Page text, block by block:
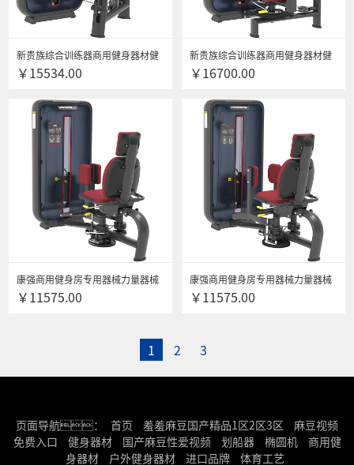
新贵族综合训练器商用健身器材健
身房专用上肢力量专项训练器 6014
￥15534.00
新贵族综合训练器商用健身器材健
身房专用上肢力量专项训练器 6015
￥16700.00
康强商用健身房专用器械力量器械
专项器械无氧健身器械 6016大腿内
￥11575.00
康强商用健身房专用器械力量器械
专项器械无氧健身器械 6017大腿伸
￥11575.00
1 2 3
页面导航： 首页 羞羞麻豆国产精品1区2区3区
麻豆视频
免费入口
健身器材 国产麻豆性爱视频 划船器 椭圆机
商用健
身器材
户外健身器材 进口品牌 体育工艺